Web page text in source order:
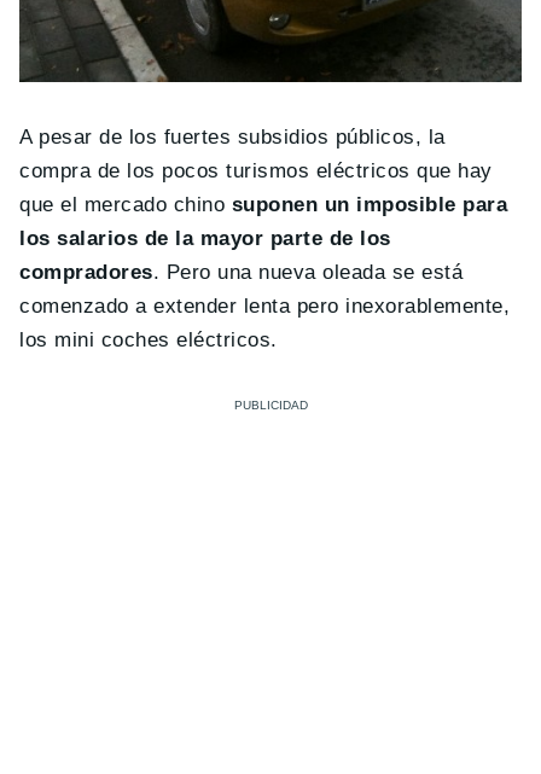
A pesar de los fuertes subsidios públicos, la
compra de los pocos turismos eléctricos que hay
que el mercado chino suponen un imposible para
los salarios de la mayor parte de los
compradores. Pero una nueva oleada se está
comenzado a extender lenta pero inexorablemente,
los mini coches eléctricos.